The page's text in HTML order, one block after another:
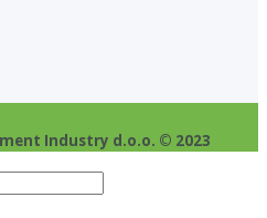
Industry d.o.o. © 2023